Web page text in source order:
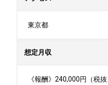
東京都
想定月収
《報酬》240,000円（税